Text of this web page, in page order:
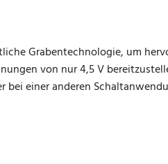
Grabentechnologie, um
von nur 4,5 V
bei einer anderen